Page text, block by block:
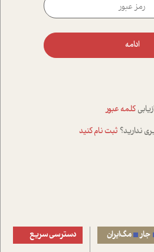
ادامه
کلمه عبور
ندارید؟ ثبت نام کنید
جار مگ‌ایران دسترسی سریع